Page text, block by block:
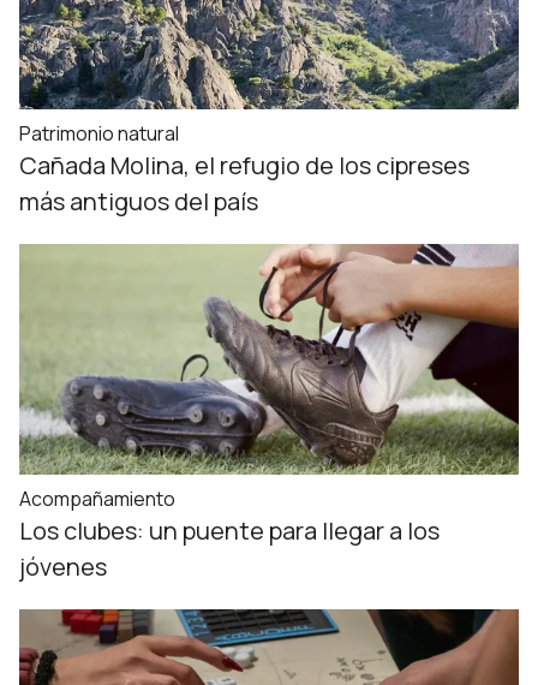
Patrimonio natural
Cañada Molina, el refugio de los cipreses
más antiguos del país
Acompañamiento
Los clubes: un puente para llegar a los
jóvenes